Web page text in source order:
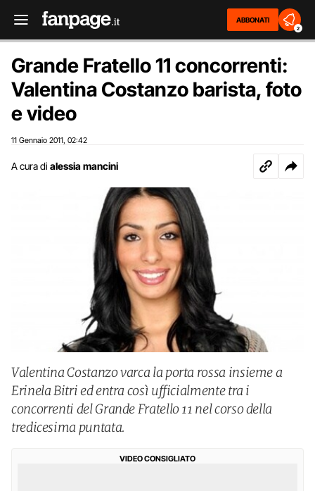
ABBONATI
2
Grande Fratello 11 concorrenti:
Valentina Costanzo barista, foto
e video
11 Gennaio 2011 02:42
A cura di alessia mancini
Valentina Costanzo varca la porta rossa insieme a
Erinela Bitri ed entra così ufficialmente tra i
concorrenti del Grande Fratello 11 nel corso della
tredicesima puntata.
VIDEO CONSIGLIATO